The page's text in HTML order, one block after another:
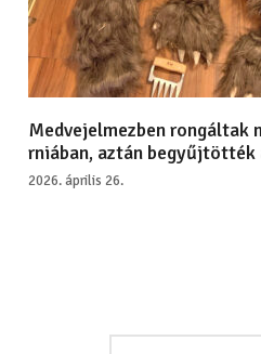
Medvejelmezben rongáltak
rniában, aztán
2026. április 26.